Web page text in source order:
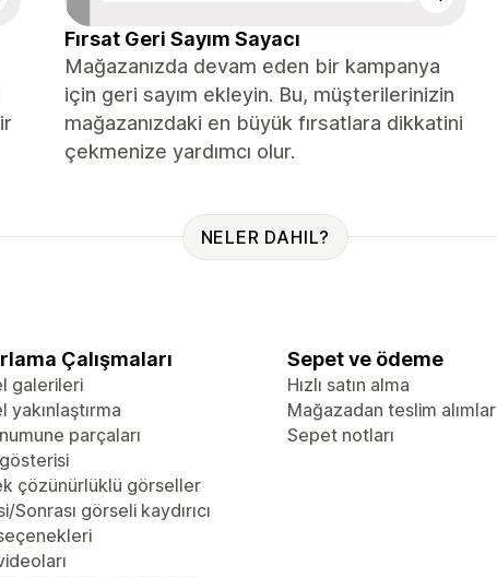
Fırsat Geri Sayım Sayacı
Mağazanızda devam eden bir kampanya
için geri sayım ekleyin. Bu, müşterilerinizin
mağazanızdaki en büyük fırsatlara dikkatini
çekmenize yardımcı olur.
NELER DAHIL?
Çalışmaları
galerileri
yakınlaştırma
parçaları
çözünürlüklü görseller
Sonrası görseli kaydırıcı
Sepet ve ödeme
Hızlı satın alma
Mağazadan teslim alımlar
Sepet notları